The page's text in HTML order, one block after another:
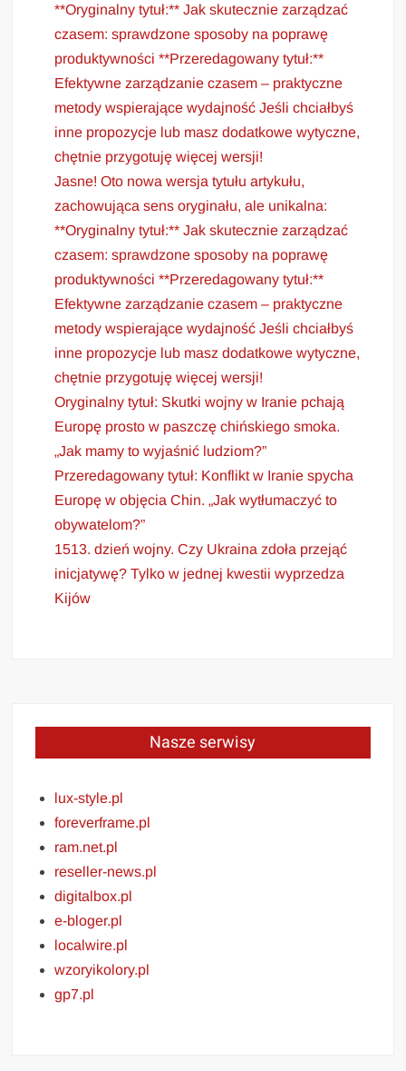
**Oryginalny tytuł:** Jak skutecznie zarządzać
czasem: sprawdzone sposoby na poprawę
produktywności **Przeredagowany tytuł:**
Efektywne zarządzanie czasem – praktyczne
metody wspierające wydajność Jeśli chciałbyś
inne propozycje lub masz dodatkowe wytyczne,
chętnie przygotuję więcej wersji!
Jasne! Oto nowa wersja tytułu artykułu,
zachowująca sens oryginału, ale unikalna:
**Oryginalny tytuł:** Jak skutecznie zarządzać
czasem: sprawdzone sposoby na poprawę
produktywności **Przeredagowany tytuł:**
Efektywne zarządzanie czasem – praktyczne
metody wspierające wydajność Jeśli chciałbyś
inne propozycje lub masz dodatkowe wytyczne,
chętnie przygotuję więcej wersji!
Oryginalny tytuł: Skutki wojny w Iranie pchają
Europę prosto w paszczę chińskiego smoka.
„Jak mamy to wyjaśnić ludziom?”
Przeredagowany tytuł: Konflikt w Iranie spycha
Europę w objęcia Chin. „Jak wytłumaczyć to
obywatelom?”
1513. dzień wojny. Czy Ukraina zdoła przejąć
inicjatywę? Tylko w jednej kwestii wyprzedza
Kijów
Nasze serwisy
lux-style.pl
foreverframe.pl
ram.net.pl
reseller-news.pl
digitalbox.pl
e-bloger.pl
localwire.pl
wzoryikolory.pl
gp7.pl